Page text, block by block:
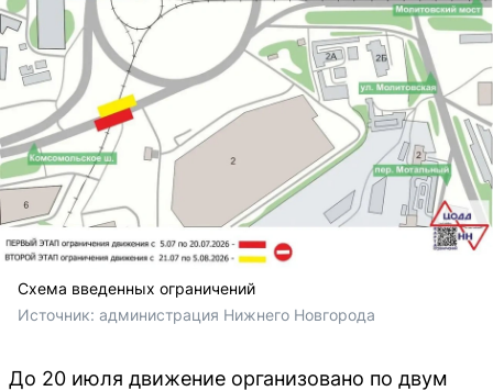
Схема введенных ограничений
Источник: администрация Нижнего Новгорода
До 20 июля движение организовано по двум